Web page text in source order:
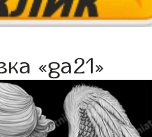
«ga21»